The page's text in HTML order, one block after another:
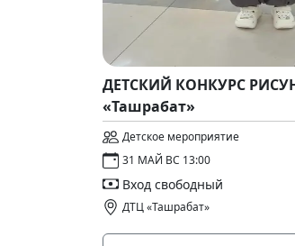
ДЕТСКИЙ КОНКУРС
«Ташрабат»
Детское мероприятие
31 МАЙ ВС 13:00
Вход свободный
ДТЦ «Ташрабат»